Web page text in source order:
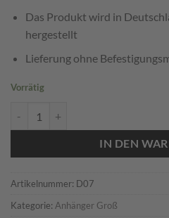
Das Produkt wird in
hergestellt
Lieferung ohne
Vorrätig
IN DEN
Artikelnummer: D07
Kategorie: Anhänger Groß